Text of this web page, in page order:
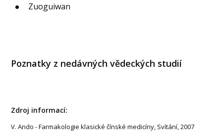
Zuoguiwan
Poznatky z nedávných vědeckých studií
Zdroj informací:
V. Ando - Farmakologie klasické čínské medicíny, Svítání, 2007